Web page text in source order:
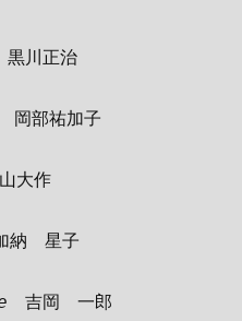
黒川正治
岡部祐加子
大作
納　星子
吉岡　一郎